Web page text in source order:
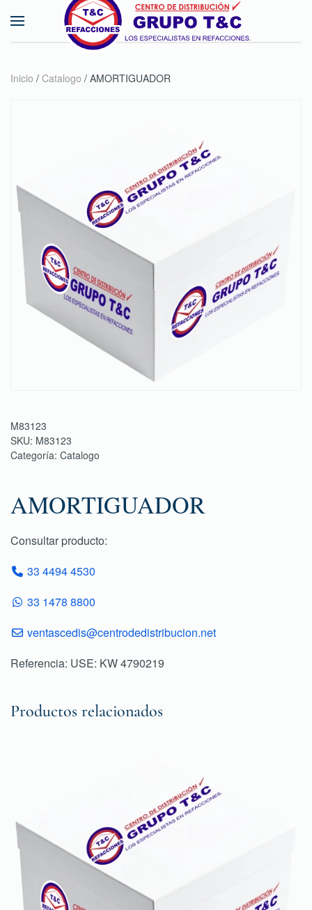
Skip to main content
Inicio / Catalogo / AMORTIGUADOR
M83123
SKU: M83123
Categoría: Catalogo
AMORTIGUADOR
Consultar producto:
33 4494 4530
33 1478 8800
ventascedis@centrodedistribucion.net
Referencia: USE: KW 4790219
Productos relacionados